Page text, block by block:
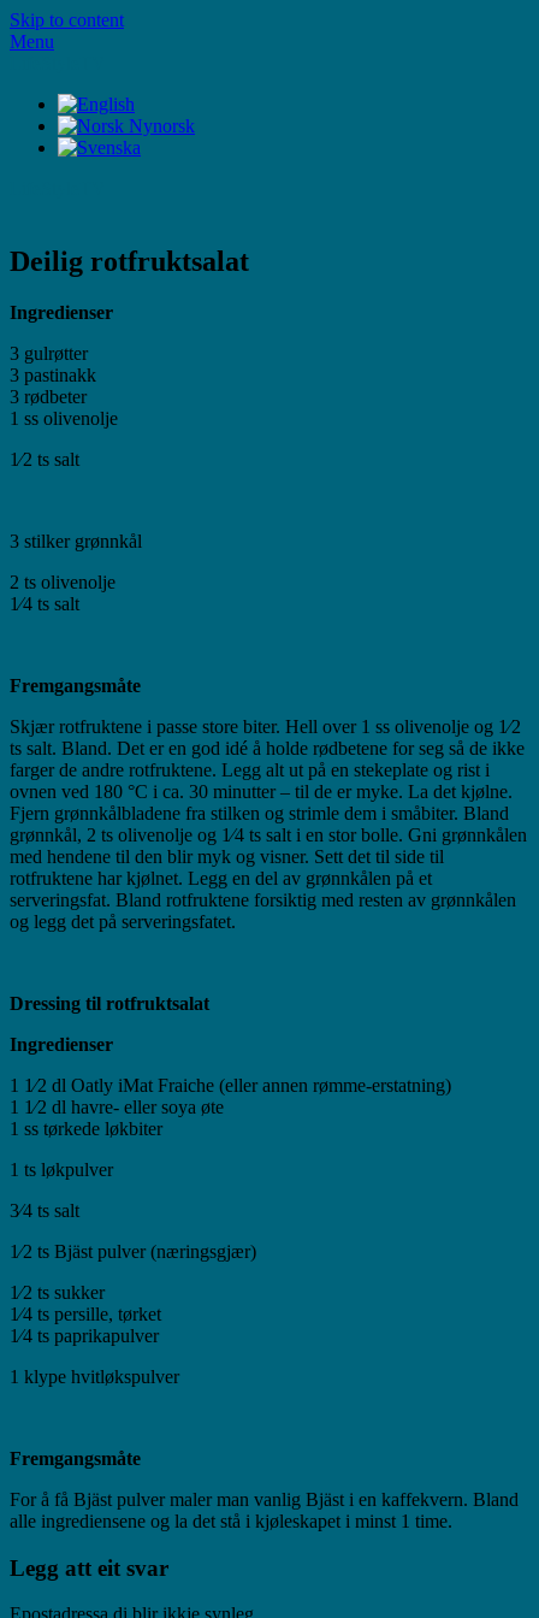
Skip to content
Menu
Deilig rotfruktsalat
Ingredienser
3 gulrøtter
3 pastinakk
3 rødbeter
1 ss olivenolje
1⁄2 ts salt
3 stilker grønnkål
2 ts olivenolje
1⁄4 ts salt
Fremgangsmåte
Skjær rotfruktene i passe store biter. Hell over 1 ss olivenolje og 1⁄2
ts salt. Bland. Det er en god idé å holde rødbetene for seg så de ikke
farger de andre rotfruktene. Legg alt ut på en stekeplate og rist i
ovnen ved 180 °C i ca. 30 minutter – til de er myke. La det kjølne.
Fjern grønnkålbladene fra stilken og strimle dem i småbiter. Bland
grønnkål, 2 ts olivenolje og 1⁄4 ts salt i en stor bolle. Gni grønnkålen
med hendene til den blir myk og visner. Sett det til side til
rotfruktene har kjølnet. Legg en del av grønnkålen på et
serveringsfat. Bland rotfruktene forsiktig med resten av grønnkålen
og legg det på serveringsfatet.
Dressing til rotfruktsalat
Ingredienser
1 1⁄2 dl Oatly iMat Fraiche (eller annen rømme-erstatning)
1 1⁄2 dl havre- eller soya øte
1 ss tørkede løkbiter
1 ts løkpulver
3⁄4 ts salt
1⁄2 ts Bjäst pulver (næringsgjær)
1⁄2 ts sukker
1⁄4 ts persille, tørket
1⁄4 ts paprikapulver
1 klype hvitløkspulver
Fremgangsmåte
For å få Bjäst pulver maler man vanlig Bjäst i en kaffekvern. Bland
alle ingrediensene og la det stå i kjøleskapet i minst 1 time.
Legg att eit svar